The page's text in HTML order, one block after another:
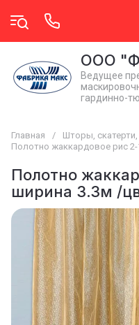
OОO
Ведущее
гардинно-
Главная / Шторы,
Полотно жаккардовое рис
Полотно
ширина 3.3м /